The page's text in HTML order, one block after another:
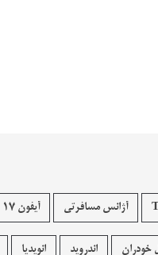
آژانس مسافرتی آیفون 17
خودران اندروید انویدیا